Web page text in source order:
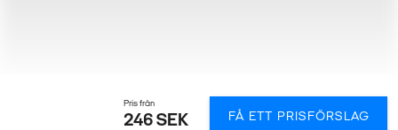
Pris från
246 SEK FÅ ETT PRISFÖRSLAG